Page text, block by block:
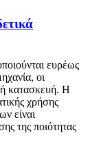
ευρέως
οι
κατασκευή. Η
χρήσης
είναι
της ποιότητας